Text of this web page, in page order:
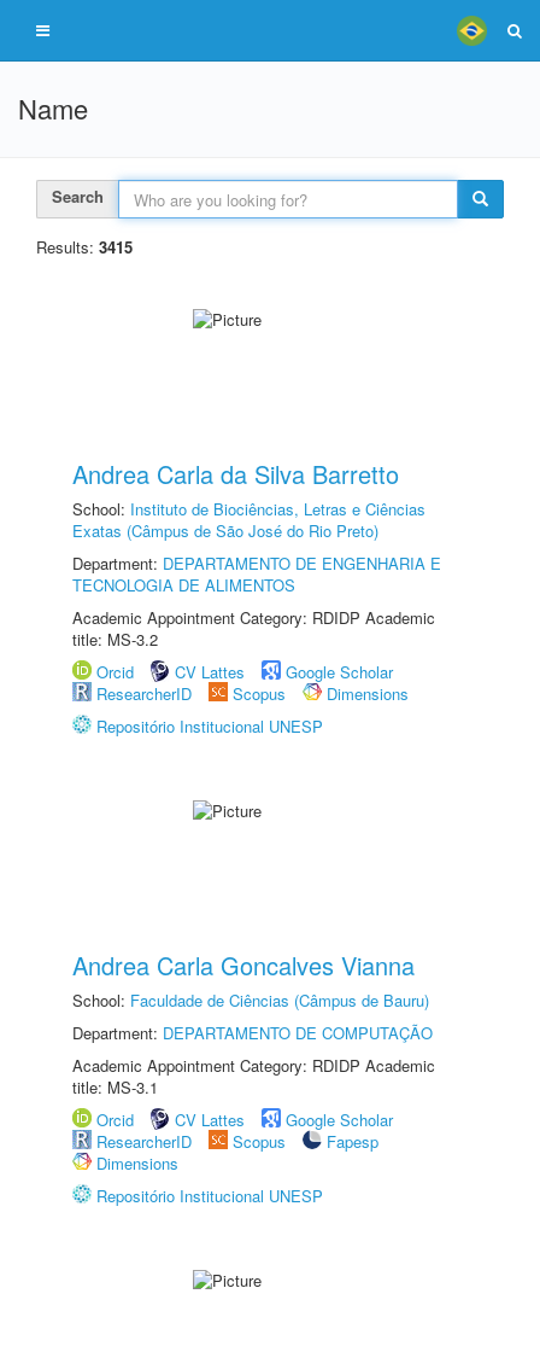
Name
Search
Results: 3415
Andrea Carla da Silva Barretto
School: Instituto de Biociências, Letras e Ciências
Exatas (Câmpus de São José do Rio Preto)
Department: DEPARTAMENTO DE ENGENHARIA E
TECNOLOGIA DE ALIMENTOS
Academic Appointment Category: RDIDP Academic
title: MS-3.2
Orcid
CV Lattes
Google Scholar
ResearcherID
Scopus
Dimensions
Repositório Institucional UNESP
Andrea Carla Goncalves Vianna
School: Faculdade de Ciências (Câmpus de Bauru)
Department: DEPARTAMENTO DE COMPUTAÇÃO
Academic Appointment Category: RDIDP Academic
title: MS-3.1
Orcid
CV Lattes
Google Scholar
ResearcherID
Scopus
Fapesp
Dimensions
Repositório Institucional UNESP